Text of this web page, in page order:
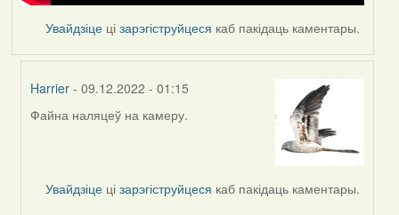
Увайдзіце цізарэгіструйцеся каб пакідаць каментары.
Harrier - 09.12.2022 - 01:15
In
Feather
Файна наляцеў на камеру.
Увайдзіце цізарэгіструйцеся каб пакідаць каментары.